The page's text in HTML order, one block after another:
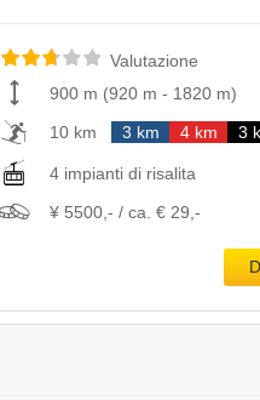
Valutazione
900 m (920 m - 1820 m)
10 km
3 km 4 km 3
4 impianti di risalita
¥ 5500,- / ca. € 29,-